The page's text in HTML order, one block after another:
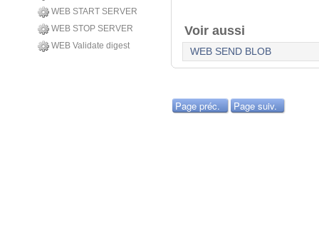
WEB START SERVER
WEB STOP SERVER
WEB Validate digest
Voir aussi
WEB SEND BLOB
Page préc. Page suiv.